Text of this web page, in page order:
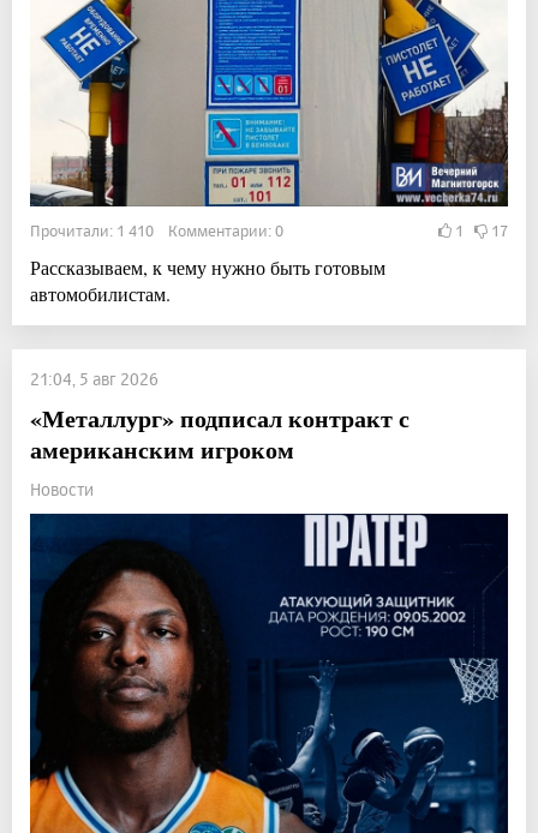
Прочитали: 1 410 Комментарии: 0 1 17
Рассказываем, к чему нужно быть готовым
автомобилистам.
21:04, 5 авг 2026
«Металлург» подписал контракт с
американским игроком
Новости